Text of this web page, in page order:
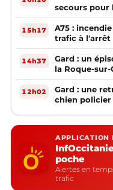
secours pour
15h17
A75 :
trafic à l'arrêt
14h37
Gard : un
la Roque-sur-
12h02
Gard : une
chien policier
APPLICATION
poche
Alertes en
trafic